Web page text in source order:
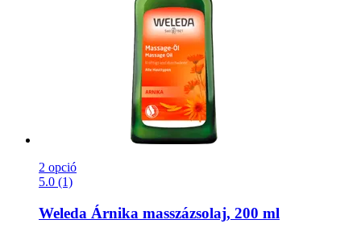
2 opció
5.0 (1)
Weleda Árnika masszázsolaj, 200 ml